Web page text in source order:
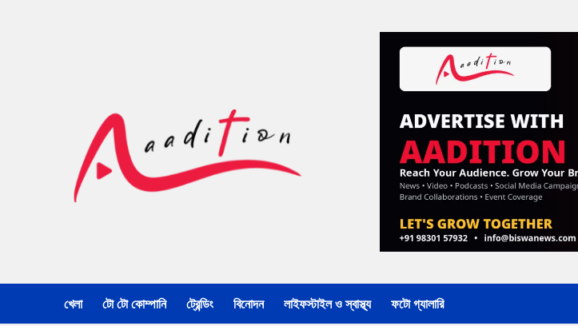
খেলা টো টো কোম্পানি ট্রেন্ডিং বিনোদন লাইফস্টাইল ও স্বাস্থ্য ফটো গ্যালারি